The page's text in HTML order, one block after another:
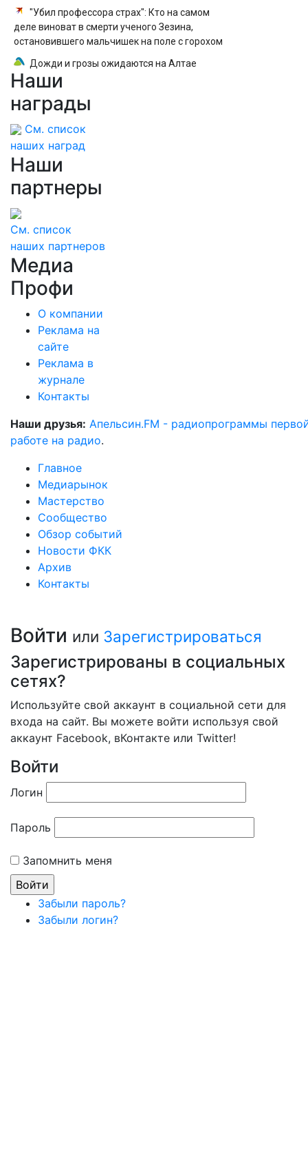
"Убил профессора страх": Кто на самом
деле виноват в смерти ученого Зезина,
остановившего мальчишек на поле с горохом
Дожди и грозы ожидаются на Алтае
Наши
награды
См. список
наших наград
Наши
партнеры
См. список
наших партнеров
Медиа
Профи
О компании
Реклама на
сайте
Реклама в
журнале
Контакты
Наши друзья: Апельсин.FM - радиопрограммы
работе на радио.
Главное
Медиарынок
Мастерство
Сообщество
Обзор событий
Новости ФКК
Архив
Контакты
Войти или Зарегистрироваться
Зарегистрированы в социальных
сетях?
Используйте свой аккаунт в социальной сети для
входа на сайт. Вы можете войти используя свой
аккаунт Facebook, вКонтакте или Twitter!
Войти
Логин
Пароль
Запомнить меня
Забыли пароль?
Забыли логин?